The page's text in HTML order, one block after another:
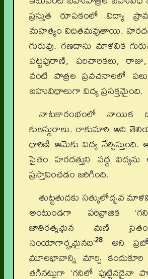
ప్రస్తుత రూపకంలో విద్యా
మహత్యం విదితమవుతాయి.
గురువు. గణదాసు మాళవిక
పట్టపురాణి, పరిచారికలు,
వంటి పాత్రల ప్రవచనాలలో
బహువిధాలుగా విద్య ప్రసక్తమైంది.
నాటకారంభంలో నాయిక
కులస్థురాలు. రాకుమారి అని
ధారిణి ఆమెకు విద్య
సైతం హరదత్తుని వద్ద విద్యను
ప్రస్తావించడం జరిగింది.
తుట్టతుదకు సత్కులోద్భవ
అంటుండగా పరివ్రాజిక
జాతిరత్నమైన మణి సైతం
సంయోగార్హమైనది’28
అని
మూలభావాన్ని మార్చి కందుకూరి
తగినట్లుగా ‘గనిలో